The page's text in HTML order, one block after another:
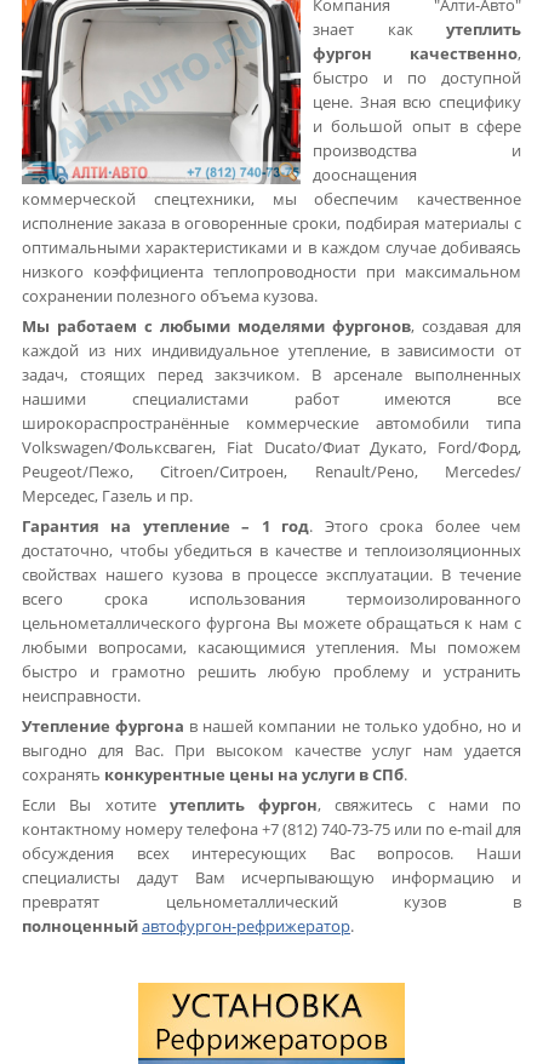
Компания "Алти-Авто"
знает как утеплить
фургон качественно,
быстро и по доступной
цене. Зная всю специфику
и большой опыт в сфере
производства и
дооснащения
коммерческой спецтехники, мы обеспечим качественное
исполнение заказа в оговоренные сроки, подбирая материалы с
оптимальными характеристиками и в каждом случае добиваясь
низкого коэффициента теплопроводности при максимальном
сохранении полезного объема кузова.
Мы работаем с любыми моделями фургонов, создавая для
каждой из них индивидуальное утепление, в зависимости от
задач, стоящих перед закзчиком. В арсенале выполненных
нашими специалистами работ имеются все
широкораспространённые коммерческие автомобили типа
Volkswagen/Фольксваген, Fiat Ducato/Фиат Дукато, Ford/Форд,
Peugeot/Пежо, Citroen/Ситроен, Renault/Рено, Mercedes/
Мерседес, Газель и пр.
Гарантия на утепление – 1 год. Этого срока более чем
достаточно, чтобы убедиться в качестве и теплоизоляционных
свойствах нашего кузова в процессе эксплуатации. В течение
всего срока использования термоизолированного
цельнометаллического фургона Вы можете обращаться к нам с
любыми вопросами, касающимися утепления. Мы поможем
быстро и грамотно решить любую проблему и устранить
неисправности.
Утепление фургона в нашей компании не только удобно, но и
выгодно для Вас. При высоком качестве услуг нам удается
сохранять конкурентные цены на услуги в СПб.
Если Вы хотите утеплить фургон, свяжитесь с нами по
контактному номеру телефона +7 (812) 740-73-75 или по e-mail для
обсуждения всех интересующих Вас вопросов. Наши
специалисты дадут Вам исчерпывающую информацию и
превратят цельнометаллический кузов в
полноценныйавтофургон-рефрижератор.